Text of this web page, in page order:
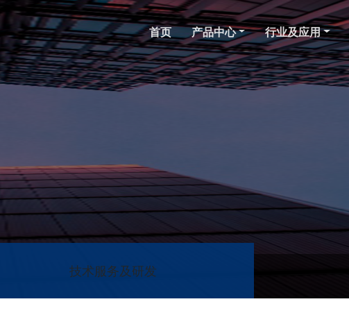
首页 产品中心 行业及应用
技术服务及研发